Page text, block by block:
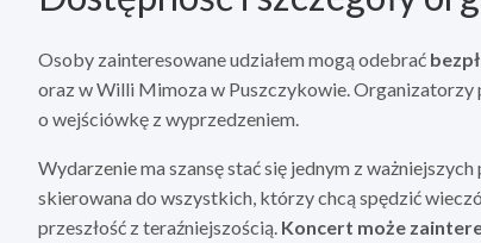
Osoby zainteresowane udziałem mogą odebrać
oraz w Willi Mimoza w Puszczykowie. Organizatorzy
o wejściówkę z wyprzedzeniem.
Wydarzenie ma szansę stać się jednym z
skierowana do wszystkich, którzy chcą spędzić
przeszłość z teraźniejszością. Koncert może